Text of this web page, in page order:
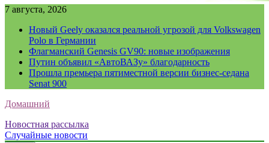
7 августа, 2026
Новый Geely оказался реальной угрозой для Volkswagen
Polo в Германии
Флагманский Genesis GV90: новые изображения
Путин объявил «АвтоВАЗу» благодарность
Прошла премьера пятиместной версии бизнес-седана
Senat 900
Домашний
Новостная рассылка
Случайные новости